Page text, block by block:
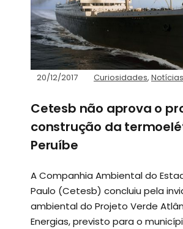
20/12/2017 Curiosidades, Notícias
Cetesb não aprova o
construção da
Peruíbe
A Companhia Ambiental do
Paulo (Cetesb) concluiu pela
ambiental do Projeto Verde
Energias, previsto para o